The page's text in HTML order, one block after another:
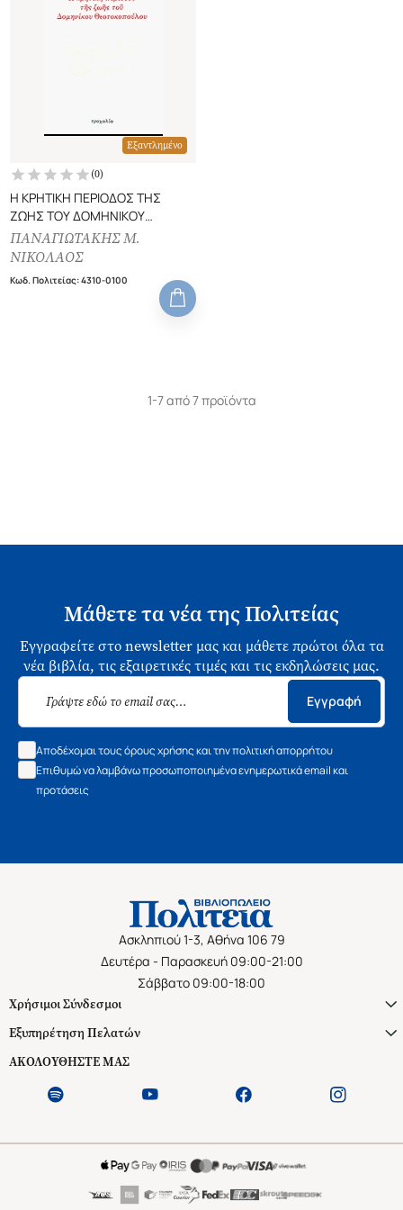
Εξαντλημένο
(0)
Η ΚΡΗΤΙΚΗ ΠΕΡΙΟΔΟΣ ΤΗΣ
ΖΩΗΣ ΤΟΥ ΔΟΜΗΝΙΚΟΥ
ΘΕΟΤΟΚΟΠΟΥΛΟΥ
ΠΑΝΑΓΙΩΤΑΚΗΣ Μ.
ΝΙΚΟΛΑΟΣ
Κωδ. Πολιτείας:4310-0100
1-7 από 7 προϊόντα
Μάθετε τα νέα της Πολιτείας
Εγγραφείτε στο newsletter μας και μάθετε πρώτοι όλα τα
νέα βιβλία, τις εξαιρετικές τιμές και τις εκδηλώσεις μας.
Εγγραφή
Αποδέχομαι τους όρους χρήσης και την πολιτική απορρήτου
Επιθυμώ να λαμβάνω προσωποποιημένα ενημερωτικά email και
προτάσεις
Ασκληπιού 1-3, Αθήνα 106 79
Δευτέρα - Παρασκευή 09:00-21:00
Σάββατο 09:00-18:00
Χρήσιμοι Σύνδεσμοι
Εξυπηρέτηση Πελατών
ΑΚΟΛΟΥΘΗΣΤΕ ΜΑΣ